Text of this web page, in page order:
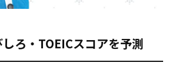
ろ・TOEICスコアを予測